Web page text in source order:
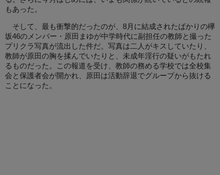
もあった。
そして、最も衝撃的だったのが、8月に結成されたばかりの欅
坂46のメンバー・原田まゆが中学時代に副担任の教師と撮った
プリクラ写真が流出した件だ。写真は二人がキスしていたり、
教師が原田の胸を揉んでいたりと、未成年淫行の疑いがもたれ
るものだった。この報道を受け、教師の務める学校では全校集
会と保護者会が開かれ、原田は活動辞退でグループから抜ける
ことになった。